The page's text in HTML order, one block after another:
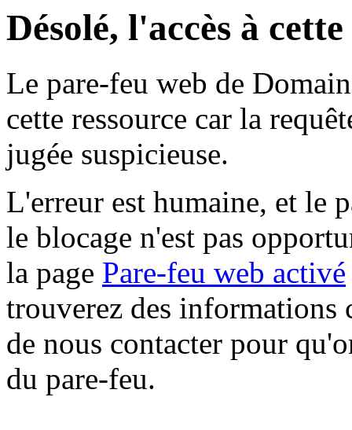
Désolé, l'accès à
Le pare-feu web de
cette ressource car la
jugée suspicieuse.
L'erreur est humaine, et le
le blocage n'est pas
la page Pare-feu web activé
trouverez des informations
de nous contacter pour
du pare-feu.